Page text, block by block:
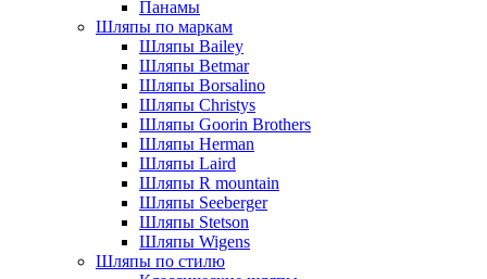
Панамы
Шляпы по маркам
Шляпы Bailey
Шляпы Betmar
Шляпы Borsalino
Шляпы Christys
Шляпы Goorin Brothers
Шляпы Herman
Шляпы Laird
Шляпы R mountain
Шляпы Seeberger
Шляпы Stetson
Шляпы Wigens
Шляпы по стилю